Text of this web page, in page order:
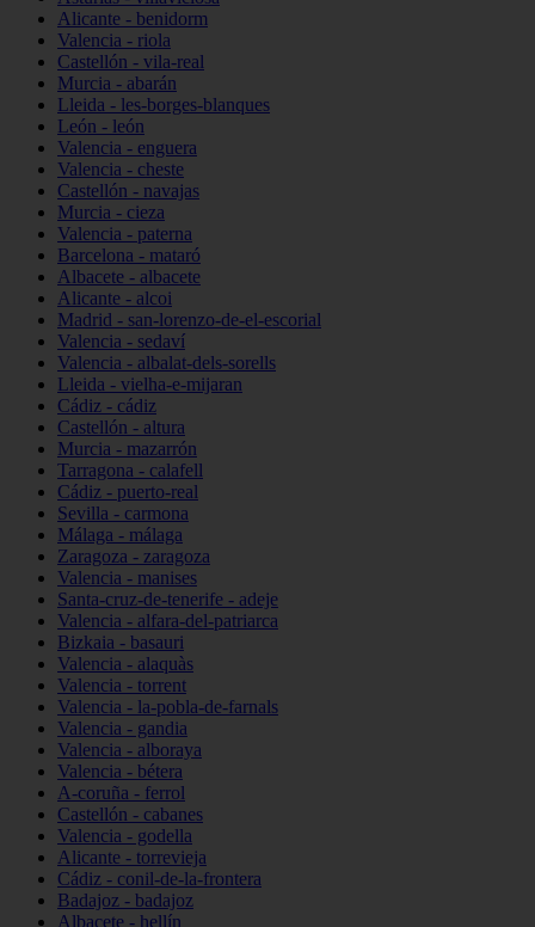
Alicante - benidorm
Valencia - riola
Castellón - vila-real
Murcia - abarán
Lleida - les-borges-blanques
León - león
Valencia - enguera
Valencia - cheste
Castellón - navajas
Murcia - cieza
Valencia - paterna
Barcelona - mataró
Albacete - albacete
Alicante - alcoi
Madrid - san-lorenzo-de-el-escorial
Valencia - sedaví
Valencia - albalat-dels-sorells
Lleida - vielha-e-mijaran
Cádiz - cádiz
Castellón - altura
Murcia - mazarrón
Tarragona - calafell
Cádiz - puerto-real
Sevilla - carmona
Málaga - málaga
Zaragoza - zaragoza
Valencia - manises
Santa-cruz-de-tenerife - adeje
Valencia - alfara-del-patriarca
Bizkaia - basauri
Valencia - alaquàs
Valencia - torrent
Valencia - la-pobla-de-farnals
Valencia - gandia
Valencia - alboraya
Valencia - bétera
A-coruña - ferrol
Castellón - cabanes
Valencia - godella
Alicante - torrevieja
Cádiz - conil-de-la-frontera
Badajoz - badajoz
Albacete - hellín